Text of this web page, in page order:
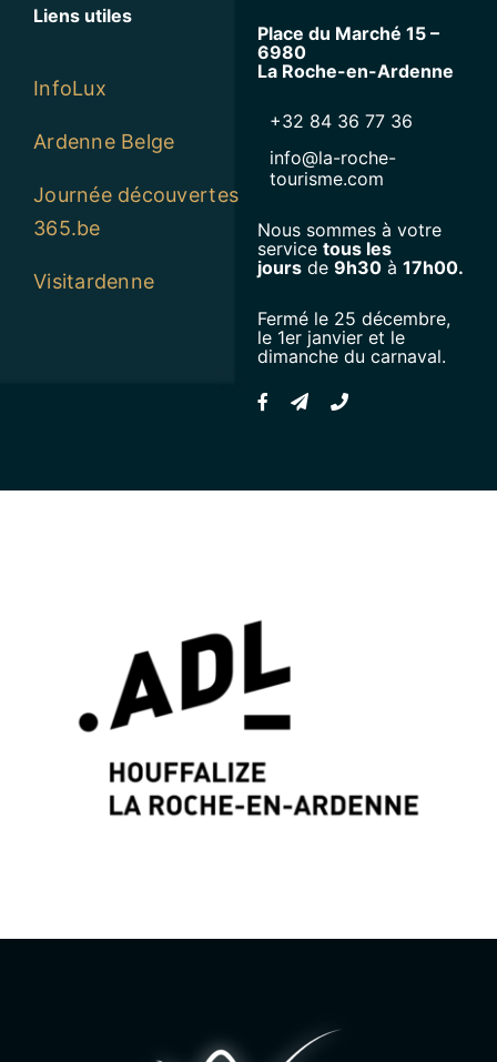
Liens utiles
InfoLux
Ardenne Belge
Journée découvertes
365.be
Visitardenne
Place du Marché 15 –
6980
La Roche-en-Ardenne
+32 84 36 77 36
info@la-roche-
tourisme.com
Nous sommes à votre
service tous les
joursde 9h30à 17h00.
Fermé le 25 décembre,
le 1er janvier et le
dimanche du carnaval.